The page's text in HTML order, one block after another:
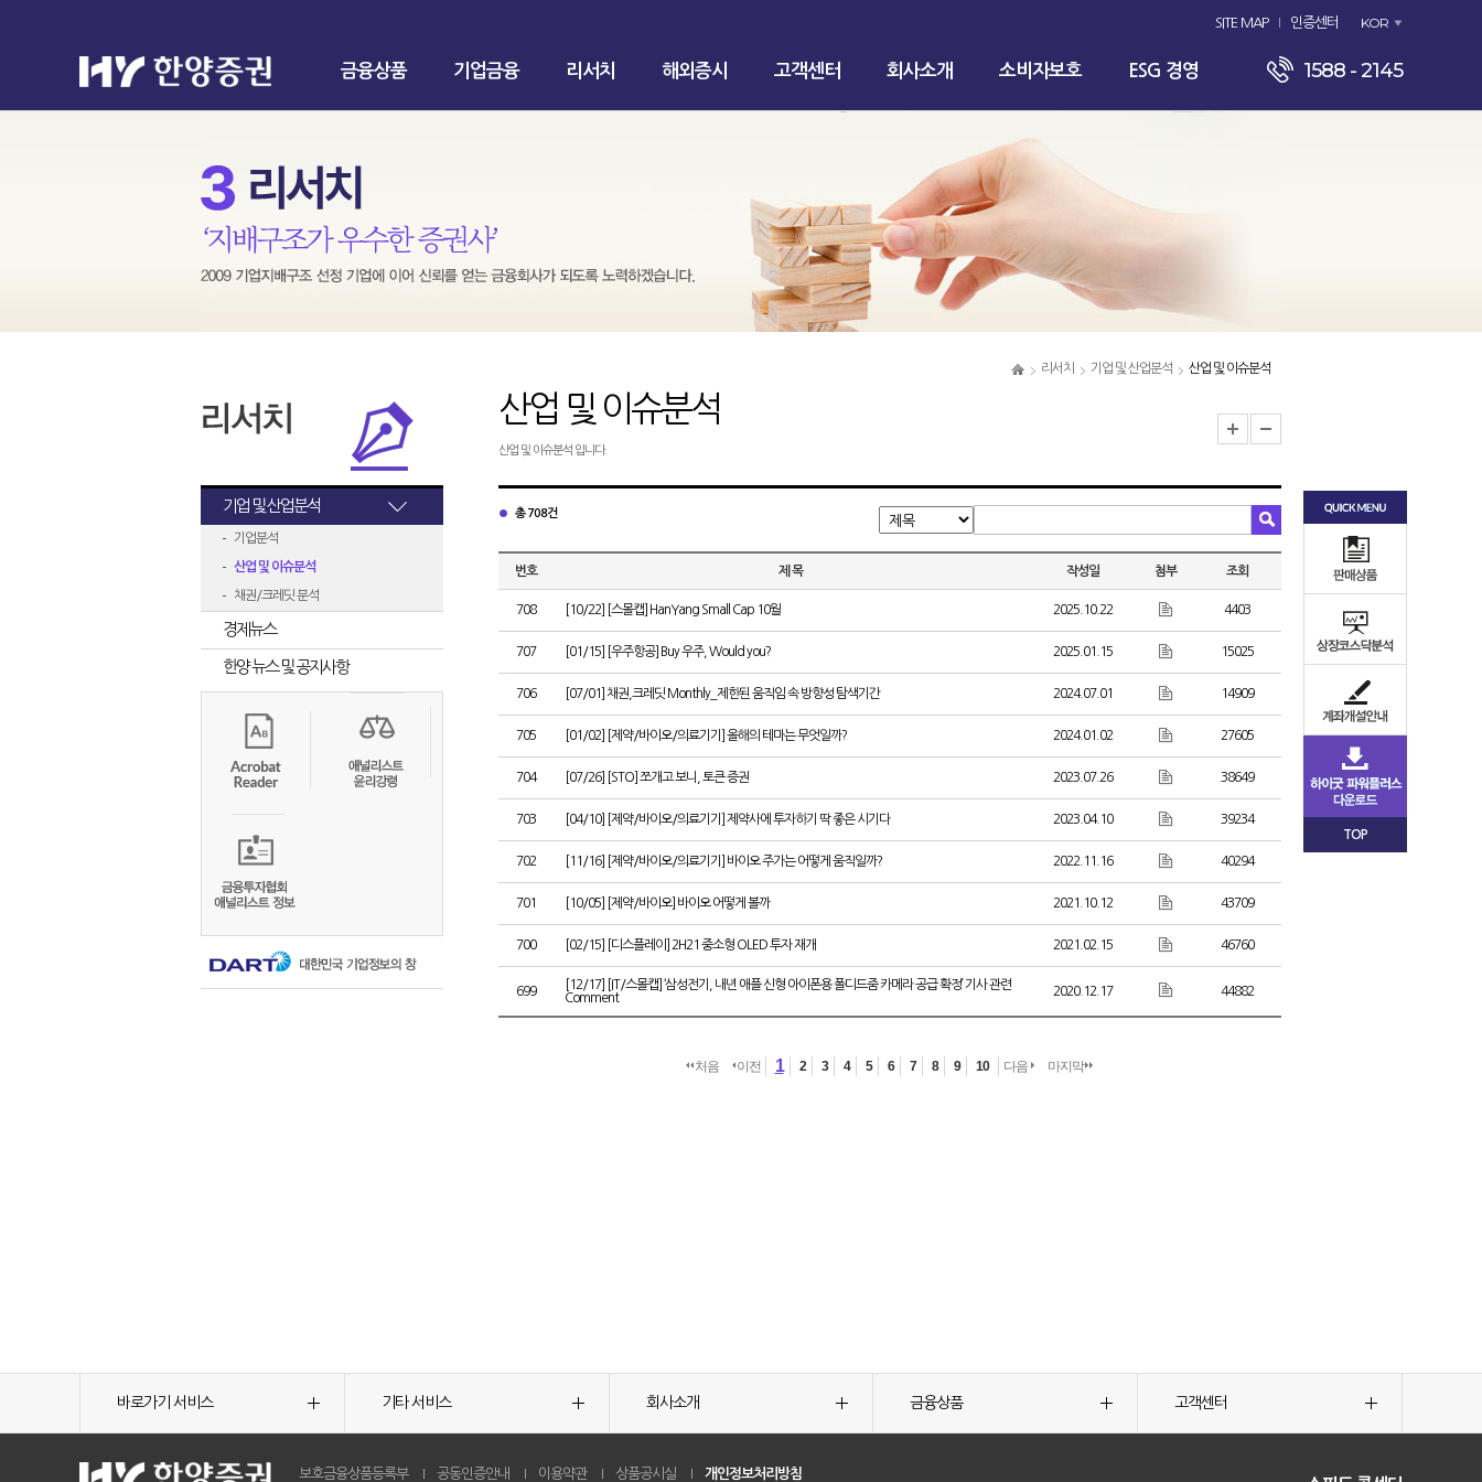
SITE MAP 인증센터 KOR
금융상품 기업금융 리서치 해외증시 고객센터 회사소개 소비자보호 ESG 경영 1588 - 2145
리서치 기업 및 산업분석 산업 및 이슈분석
기업 및 산업분석
기업분석
산업 및 이슈분석
채권/크레딧 분석
경제뉴스
한양 뉴스 및 공지사항
산업 및 이슈분석
산업 및 이슈분석 입니다.
총 708건
번호 제 목 작성일 첨부 조회
708 [10/22] [스몰캡] HanYang Small Cap 10월 2025.10.22 4403
707 [01/15] [우주항공] Buy 우주, Would you? 2025.01.15 15025
706 [07/01] 채권,크레딧 Monthly_제한된 움직임 속 방향성 탐색기간 2024.07.01 14909
705 [01/02] [제약/바이오/의료기기] 올해의 테마는 무엇일까? 2024.01.02 27605
704 [07/26] [STO] 쪼개고 보니, 토큰 증권 2023.07.26 38649
703 [04/10] [제약/바이오/의료기기] 제약사에 투자하기 딱 좋은 시기다 2023.04.10 39234
702 [11/16] [제약/바이오/의료기기] 바이오 주가는 어떻게 움직일까? 2022.11.16 40294
701 [10/05] [제약/바이오] 바이오 어떻게 볼까 2021.10.12 43709
700 [02/15] [디스플레이] 2H21 중소형 OLED 투자 재개 2021.02.15 46760
699
[12/17] [IT/스몰캡] ‘삼성전기, 내년 애플 신형 아이폰용 폴디드줌 카메라 공급 확정’ 기사 관련
Comment
2020.12.17 44882
처음 이전 1 2 3 4 5 6 7 8 9 10 다음 마지막
TOP
바로가기 서비스 기타 서비스 회사소개 금융상품 고객센터
보호금융상품등록부 공동인증안내 이용약관 상품공시실 개인정보처리방침